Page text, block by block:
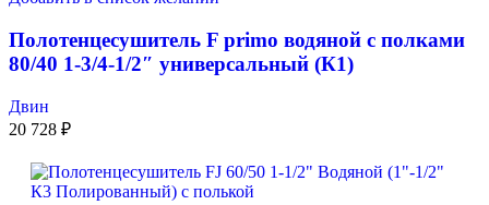
Полотенцесушитель F primo водяной с полками
80/40 1-3/4-1/2″ универсальный (К1)
Двин
20 728 ₽